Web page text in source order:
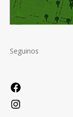
Seguinos